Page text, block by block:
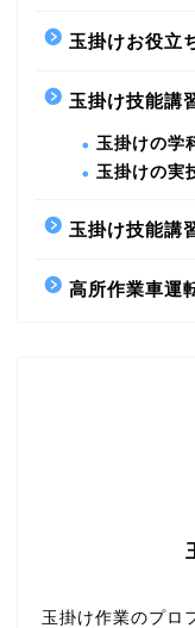
玉掛けお役立
玉掛け技能講
玉掛けの学
玉掛けの実
玉掛け技能講
高所作業車運
玉掛け作業のプロ